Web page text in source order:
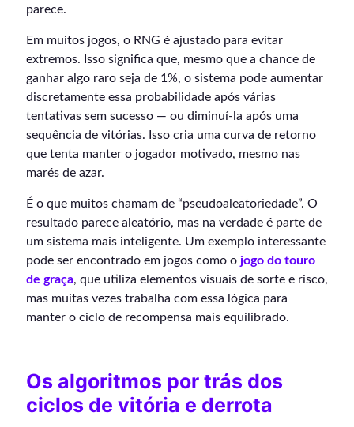
parece.
Em muitos jogos, o RNG é ajustado para evitar
extremos. Isso significa que, mesmo que a chance de
ganhar algo raro seja de 1%, o sistema pode aumentar
discretamente essa probabilidade após várias
tentativas sem sucesso — ou diminuí-la após uma
sequência de vitórias. Isso cria uma curva de retorno
que tenta manter o jogador motivado, mesmo nas
marés de azar.
É o que muitos chamam de “pseudoaleatoriedade”. O
resultado parece aleatório, mas na verdade é parte de
um sistema mais inteligente. Um exemplo interessante
pode ser encontrado em jogos como o jogo do touro
de graça, que utiliza elementos visuais de sorte e risco,
mas muitas vezes trabalha com essa lógica para
manter o ciclo de recompensa mais equilibrado.
Os algoritmos por trás dos
ciclos de vitória e derrota